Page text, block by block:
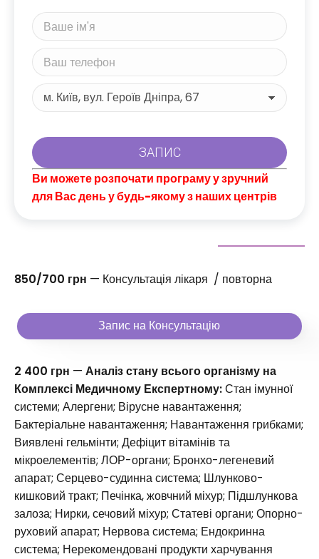
Ви можете розпочати програму у зручний
для Вас день у будь-якому з наших центрів
850/700 грн — Консультація лікаря / повторна
Запис на Консультацію
2 400 грн — Аналіз стану всього організму на
Комплексі Медичному Експертному:Стан імунної
системи; Алергени; Вірусне навантаження;
Бактеріальне навантаження; Навантаження грибками;
Виявлені гельмінти; Дефіцит вітамінів та
мікроелементів; ЛОР-органи; Бронхо-легеневий
апарат; Серцево-судинна система; Шлунково-
кишковий тракт; Печінка, жовчний міхур; Підшлункова
залоза; Нирки, сечовий міхур; Статеві органи; Опорно-
руховий апарат; Нервова система; Ендокринна
система; Нерекомендовані продукти харчування